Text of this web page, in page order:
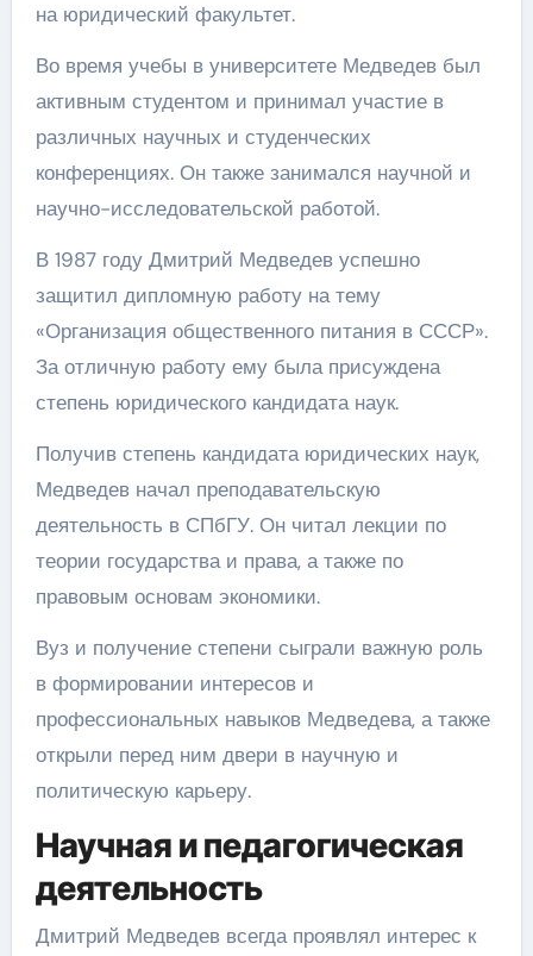
на юридический факультет.
Во время учебы в университете Медведев был
активным студентом и принимал участие в
различных научных и студенческих
конференциях. Он также занимался научной и
научно-исследовательской работой.
В 1987 году Дмитрий Медведев успешно
защитил дипломную работу на тему
«Организация общественного питания в СССР».
За отличную работу ему была присуждена
степень юридического кандидата наук.
Получив степень кандидата юридических наук,
Медведев начал преподавательскую
деятельность в СПбГУ. Он читал лекции по
теории государства и права, а также по
правовым основам экономики.
Вуз и получение степени сыграли важную роль
в формировании интересов и
профессиональных навыков Медведева, а также
открыли перед ним двери в научную и
политическую карьеру.
Научная и педагогическая
деятельность
Дмитрий Медведев всегда проявлял интерес к